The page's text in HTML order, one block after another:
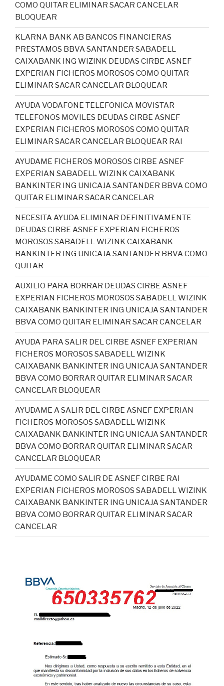
COMO QUITAR ELIMINAR SACAR CANCELAR
BLOQUEAR
KLARNA BANK AB BANCOS FINANCIERAS
PRESTAMOS BBVA SANTANDER SABADELL
CAIXABANK ING WIZINK DEUDAS CIRBE ASNEF
EXPERIAN FICHEROS MOROSOS COMO QUITAR
ELIMINAR SACAR CANCELAR BLOQUEAR
AYUDA VODAFONE TELEFONICA MOVISTAR
TELEFONOS MOVILES DEUDAS CIRBE ASNEF
EXPERIAN FICHEROS MOROSOS COMO QUITAR
ELIMINAR SACAR CANCELAR BLOQUEAR RAI
AYUDAME FICHEROS MOROSOS CIRBE ASNEF
EXPERIAN SABADELL WIZINK CAIXABANK
BANKINTER ING UNICAJA SANTANDER BBVA COMO
QUITAR ELIMINAR SACAR CANCELAR
NECESITA AYUDA ELIMINAR DEFINITIVAMENTE
DEUDAS CIRBE ASNEF EXPERIAN FICHEROS
MOROSOS SABADELL WIZINK CAIXABANK
BANKINTER ING UNICAJA SANTANDER BBVA COMO
QUITAR
AUXILIO PARA BORRAR DEUDAS CIRBE ASNEF
EXPERIAN FICHEROS MOROSOS SABADELL WIZINK
CAIXABANK BANKINTER ING UNICAJA SANTANDER
BBVA COMO QUITAR ELIMINAR SACAR CANCELAR
AYUDA PARA SALIR DEL CIRBE ASNEF EXPERIAN
FICHEROS MOROSOS SABADELL WIZINK
CAIXABANK BANKINTER ING UNICAJA SANTANDER
BBVA COMO BORRAR QUITAR ELIMINAR SACAR
CANCELAR BLOQUEAR
AYUDAME A SALIR DEL CIRBE ASNEF EXPERIAN
FICHEROS MOROSOS SABADELL WIZINK
CAIXABANK BANKINTER ING UNICAJA SANTANDER
BBVA COMO BORRAR QUITAR ELIMINAR SACAR
CANCELAR BLOQUEAR
AYUDAME COMO SALIR DE ASNEF CIRBE RAI
EXPERIAN FICHEROS MOROSOS SABADELL WIZINK
CAIXABANK BANKINTER ING UNICAJA SANTANDER
BBVA COMO BORRAR QUITAR ELIMINAR SACAR
CANCELAR